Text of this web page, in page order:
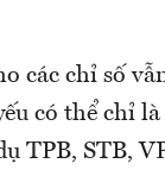
các chỉ số
có thể chỉ
TPB, STB,